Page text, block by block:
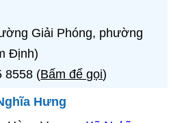
Giải Phóng, phường
Định)
8558 (Bấm để gọi)
Hưng